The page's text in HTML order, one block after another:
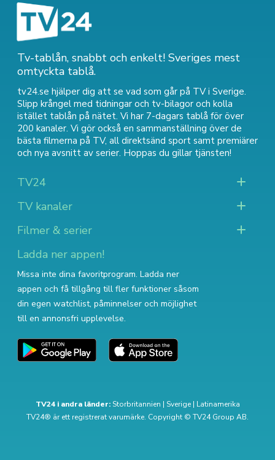
Tv-tablån, snabbt och enkelt! Sveriges mest
omtyckta tablå.
tv24.se hjälper dig att se vad som går på TV i Sverige.
Slipp krångel med tidningar och tv-bilagor och kolla
istället tablån på nätet. Vi har 7-dagars tablå för över
200 kanaler. Vi gör också en sammanställning över de
bästa filmerna på TV, all direktsänd sport samt premiärer
och nya avsnitt av serier. Hoppas du gillar tjänsten!
TV24
TV kanaler
Filmer & serier
Ladda ner appen!
Missa inte dina favoritprogram. Ladda ner
appen och få tillgång till fler funktioner såsom
din egen watchlist, påminnelser och möjlighet
till en annonsfri upplevelse.
TV24 i andra länder: Storbritannien | Sverige| Latinamerika
TV24® är ett registrerat varumärke. Copyright © TV24 Group AB.